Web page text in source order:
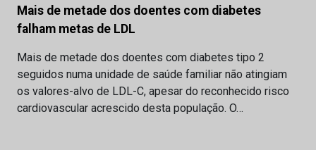
Mais de metade dos doentes com diabetes
falham metas de LDL
Mais de metade dos doentes com diabetes tipo 2
seguidos numa unidade de saúde familiar não atingiam
os valores-alvo de LDL-C, apesar do reconhecido risco
cardiovascular acrescido desta população. O…